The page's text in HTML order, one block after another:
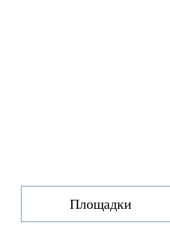
Площадки